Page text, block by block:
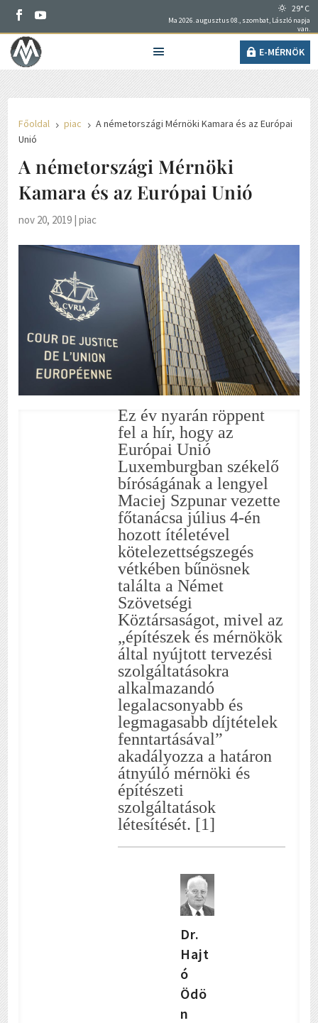
29° C
Ma 2026. augusztus 08., szombat, László napja
van.
E-MÉRNÖK
Főoldal 5 piac 5 A németországi Mérnöki Kamara és az Európai
Unió
A németországi Mérnöki
Kamara és az Európai Unió
nov 20, 2019 |piac
Ez év nyarán röppent
fel a hír, hogy az
Európai Unió
Luxemburgban székelő
bíróságának a lengyel
Maciej Szpunar vezette
főtanácsa július 4-én
hozott ítéletével
kötelezettségszegés
vétkében bűnösnek
találta a Német
Szövetségi
Köztársaságot, mivel az
„építészek és mérnökök
által nyújtott tervezési
szolgáltatásokra
alkalmazandó
legalacsonyabb és
legmagasabb díjtételek
fenntartásával”
akadályozza a határon
átnyúló mérnöki és
építészeti
szolgáltatások
létesítését. [1]
Dr.
Hajt
ó
Ödö
n